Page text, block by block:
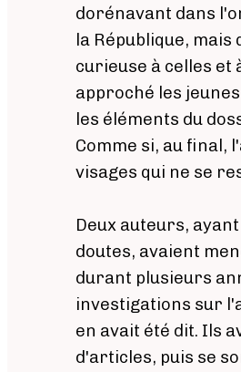
dorénavant dans
la République,
curieuse à celles et
approché les
les éléments du
Comme si, au final,
visages qui ne se
Deux auteurs,
doutes, avaient
durant plusieurs
investigations sur
en avait été dit. Ils
d'articles, puis se